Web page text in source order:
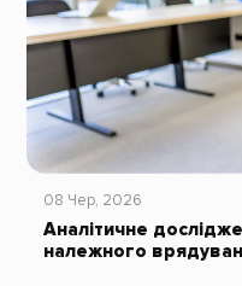
08 Чер, 2026
Аналітичне
належного